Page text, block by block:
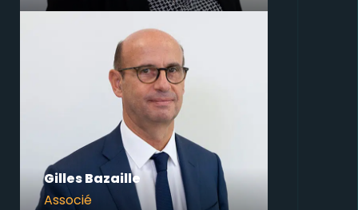
Gilles Bazaille
Associé